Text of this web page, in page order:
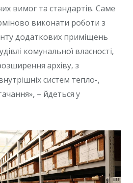
вимог та стандартів. Саме
виконати роботи з
додаткових приміщень
комунальної власності,
архіву, з
систем тепло-,
– йдеться у